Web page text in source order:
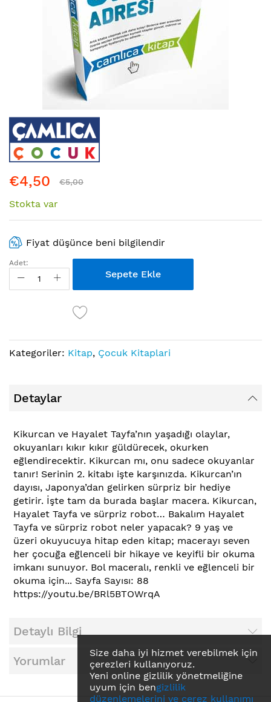
Size daha iyi hizmet verebilmek için
çerezleri kullanıyoruz.
Yeni online gizlilik yönetmeliğine
uyum için bengizlilik
düzenlemelerini ve çerez kullanımı
Resim
galerisinin
başına
atla
€4,50 €5,00
Stokta var
Fiyat düşünce beni bilgilendir
Adet:
Sepete Ekle
Kategoriler: Kitap, Çocuk Kitaplari
Detaylar
Kikurcan ve Hayalet Tayfa’nın yaşadığı olaylar,
okuyanları kıkır kıkır güldürecek, okurken
eğlendirecektir. Kikurcan mı, onu sadece okuyanlar
tanır! Serinin 2. kitabı işte karşınızda. Kikurcan’ın
dayısı, Japonya’dan gelirken sürpriz bir hediye
getirir. İşte tam da burada başlar macera. Kikurcan,
Hayalet Tayfa ve sürpriz robot… Bakalım Hayalet
Tayfa ve sürpriz robot neler yapacak? 9 yaş ve
üzeri okuyucuya hitap eden kitap; macerayı seven
her çocuğa eğlenceli bir hikaye ve keyifli bir okuma
imkanı sunuyor. Bol maceralı, renkli ve eğlenceli bir
okuma için... Sayfa Sayısı: 88
https://youtu.be/BRl5BTOWrqA
Detaylı Bilgi
Yorumlar